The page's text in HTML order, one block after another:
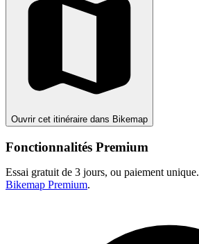
Ouvrir cet itinéraire dans Bikemap
Fonctionnalités Premium
Essai gratuit de 3 jours, ou paiement unique.
Bikemap Premium.